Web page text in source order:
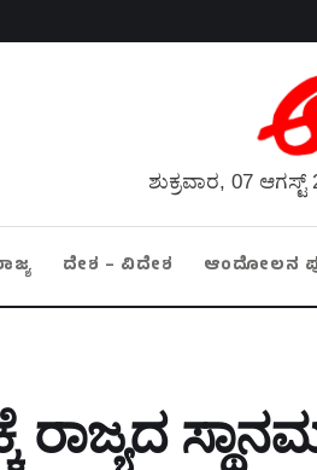
ಶುಕ್ರವಾರ, 07 ಆಗಸ್ಟ್
ದೇಶ – ವಿದೇಶ ಆಂದೋಲನ
ರಾಜ್ಯದ